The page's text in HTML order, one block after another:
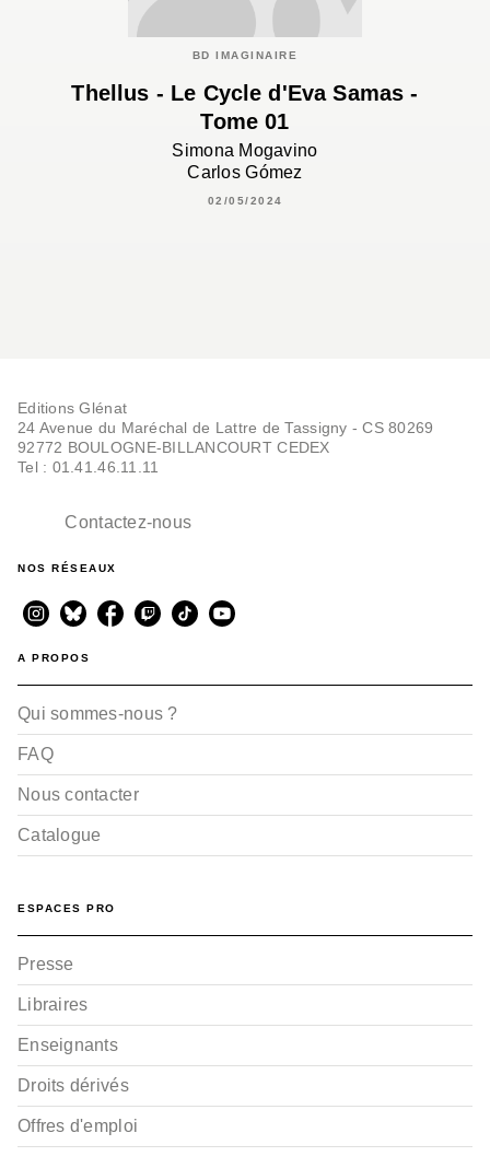
BD IMAGINAIRE
Thellus - Le Cycle d'Eva Samas -
Tome 01
Simona Mogavino
Carlos Gómez
02/05/2024
Editions Glénat
24 Avenue du Maréchal de Lattre de Tassigny - CS 80269
92772 BOULOGNE-BILLANCOURT CEDEX
Tel : 01.41.46.11.11
Contactez-nous
NOS RÉSEAUX
A PROPOS
Qui sommes-nous ?
FAQ
Nous contacter
Catalogue
ESPACES PRO
Presse
Libraires
Enseignants
Droits dérivés
Offres d'emploi